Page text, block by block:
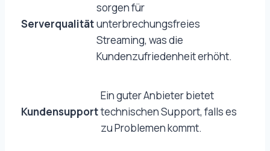
Serverqualität
sorgen für
unterbrechungsfreies
Streaming, was die
Kundenzufriedenheit erhöht.
Kundensupport
Ein guter Anbieter bietet
technischen Support, falls es
zu Problemen kommt.